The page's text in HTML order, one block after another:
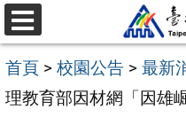
跳
至
主
要
選
單
首頁 > 校園公告 > 最新
理教育部因材網「因雄